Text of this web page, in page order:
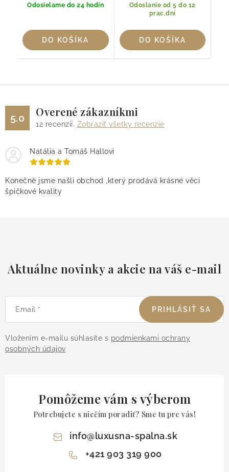
Odosielame do 24 hodín
DO KOŠÍKA
Odoslanie od 5 do 12
prac.dní
DO KOŠÍKA
5.0 Overené zákazníkmi
12 recenzií. Zobraziť všetky recenzie
Natália a Tomáš Hallovi
Konečně jsme našli obchod ,který prodává krásné věci
špičkové kvality
Aktuálne novinky a akcie na váš e-mail
Email
Vložením e-mailu súhlasíte s podmienkami ochrany
osobných údajov
PRIHLÁSIŤ SA
Pomôžeme vám s výberom
Potrebujete s niečím poradiť? Sme tu pre vás!
info@luxusna-spalna.sk
+421 903 319 900